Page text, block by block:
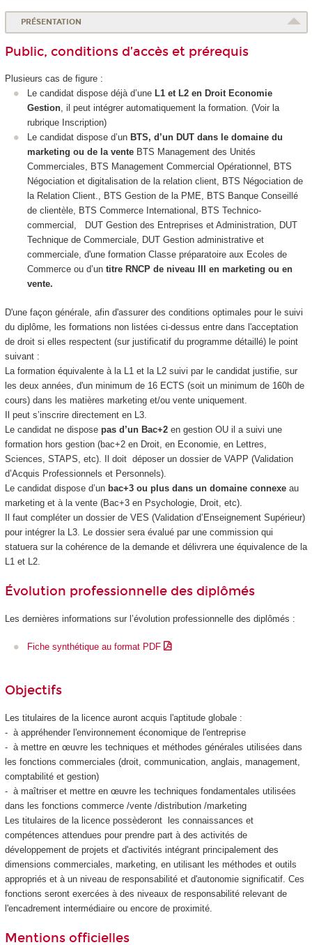
PRÉSENTATION
Public, conditions d’accès et prérequis
Plusieurs cas de figure :
Le candidat dispose déjà d’une L1 et L2 en Droit Economie
Gestion, il peut intégrer automatiquement la formation. (Voir la
rubrique Inscription)
Le candidat dispose d’un BTS, d’un DUT dans le domaine du
marketing ou de la vente BTS Management des Unités
Commerciales, BTS Management Commercial Opérationnel, BTS
Négociation et digitalisation de la relation client, BTS Négociation de
la Relation Client., BTS Gestion de la PME, BTS Banque Conseillé
de clientèle, BTS Commerce International, BTS Technico-
commercial, DUT Gestion des Entreprises et Administration, DUT
Technique de Commerciale, DUT Gestion administrative et
commerciale, d'une formation Classe préparatoire aux Ecoles de
Commerce ou d’un titre RNCP de niveau III en marketing ou en
vente.
D'une façon générale, afin d'assurer des conditions optimales pour le suivi
du diplôme, les formations non listées ci-dessus entre dans l'acceptation
de droit si elles respectent (sur justificatif du programme détaillé) le point
suivant :
La formation équivalente à la L1 et la L2 suivi par le candidat justifie, sur
les deux années, d'un minimum de 16 ECTS (soit un minimum de 160h de
cours) dans les matières marketing et/ou vente uniquement.
Il peut s’inscrire directement en L3.
Le candidat ne dispose pas d’un Bac+2en gestion OU il a suivi une
formation hors gestion (bac+2 en Droit, en Economie, en Lettres,
Sciences, STAPS, etc). Il doit déposer un dossier de VAPP (Validation
d’Acquis Professionnels et Personnels).
Le candidat dispose d’un bac+3 ou plus dans un domaine connexeau
marketing et à la vente (Bac+3 en Psychologie, Droit, etc).
Il faut compléter un dossier de VES (Validation d’Enseignement Supérieur)
pour intégrer la L3. Le dossier sera évalué par une commission qui
statuera sur la cohérence de la demande et délivrera une équivalence de la
L1 et L2.
Évolution professionnelle des diplômés
Les dernières informations sur l’évolution professionnelle des diplômés :
Fiche synthétique au format PDF
Objectifs
Les titulaires de la licence auront acquis l'aptitude globale :
- à appréhender l'environnement économique de l'entreprise
- à mettre en œuvre les techniques et méthodes générales utilisées dans
les fonctions commerciales (droit, communication, anglais, management,
comptabilité et gestion)
- à maîtriser et mettre en œuvre les techniques fondamentales utilisées
dans les fonctions commerce /vente /distribution /marketing
Les titulaires de la licence possèderont les connaissances et
compétences attendues pour prendre part à des activités de
développement de projets et d'activités intégrant principalement des
dimensions commerciales, marketing, en utilisant les méthodes et outils
appropriés et à un niveau de responsabilité et d'autonomie significatif. Ces
fonctions seront exercées à des niveaux de responsabilité relevant de
l'encadrement intermédiaire ou encore de proximité.
Mentions officielles